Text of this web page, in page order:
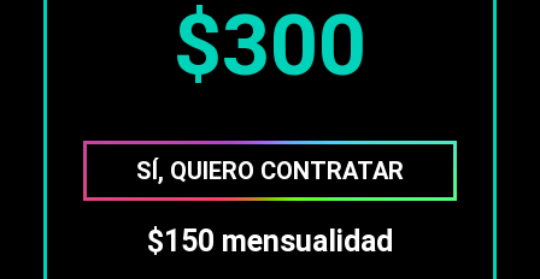
$300
SÍ, QUIERO CONTRATAR
$150 mensualidad